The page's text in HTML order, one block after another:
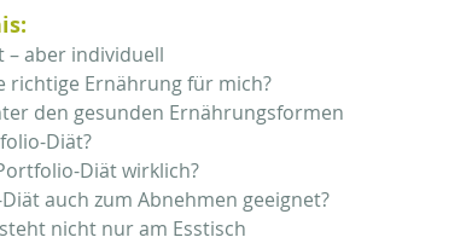
– aber individuell
richtige Ernährung für mich?
den gesunden Ernährungsformen
Diät?
Diät wirklich?
auch zum Abnehmen geeignet?
nicht nur am Esstisch